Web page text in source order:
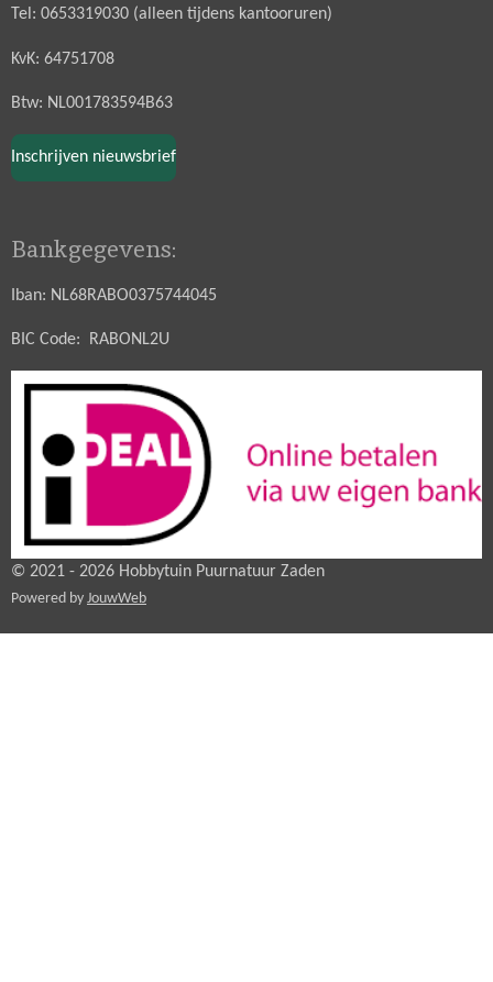
Tel: 0653319030 (alleen tijdens kantooruren)
KvK: 64751708
Btw: NL001783594B63
Inschrijven nieuwsbrief
Bankgegevens:
Iban: NL68RABO0375744045
BIC Code: RABONL2U
© 2021 - 2026 Hobbytuin Puurnatuur Zaden
Powered by JouwWeb